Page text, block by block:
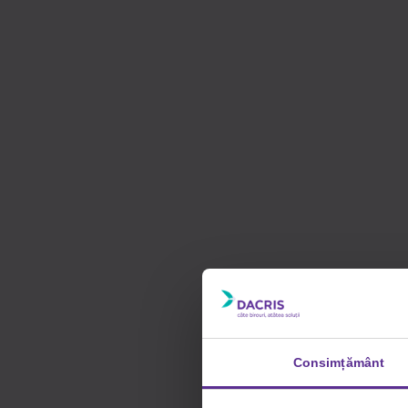
Consimțământ